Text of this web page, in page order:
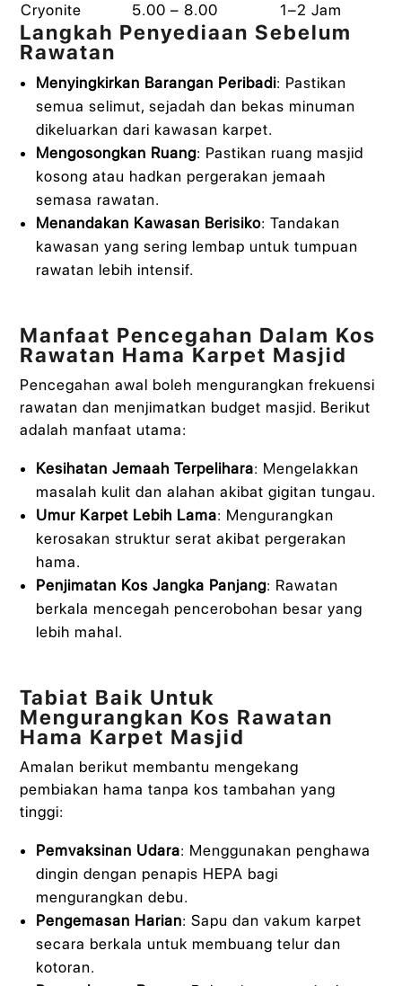
Cryonite
5.00 – 8.00 1–2 Jam
Langkah Penyediaan Sebelum
Rawatan
Menyingkirkan Barangan Peribadi: Pastikan
semua selimut, sejadah dan bekas minuman
dikeluarkan dari kawasan karpet.
Mengosongkan Ruang: Pastikan ruang masjid
kosong atau hadkan pergerakan jemaah
semasa rawatan.
Menandakan Kawasan Berisiko: Tandakan
kawasan yang sering lembap untuk tumpuan
rawatan lebih intensif.
Manfaat Pencegahan Dalam Kos
Rawatan Hama Karpet Masjid
Pencegahan awal boleh mengurangkan frekuensi
rawatan dan menjimatkan budget masjid. Berikut
adalah manfaat utama:
Kesihatan Jemaah Terpelihara: Mengelakkan
masalah kulit dan alahan akibat gigitan tungau.
Umur Karpet Lebih Lama: Mengurangkan
kerosakan struktur serat akibat pergerakan
hama.
Penjimatan Kos Jangka Panjang: Rawatan
berkala mencegah pencerobohan besar yang
lebih mahal.
Tabiat Baik Untuk
Mengurangkan Kos Rawatan
Hama Karpet Masjid
Amalan berikut membantu mengekang
pembiakan hama tanpa kos tambahan yang
tinggi:
Pemvaksinan Udara: Menggunakan penghawa
dingin dengan penapis HEPA bagi
mengurangkan debu.
Pengemasan Harian: Sapu dan vakum karpet
secara berkala untuk membuang telur dan
kotoran.